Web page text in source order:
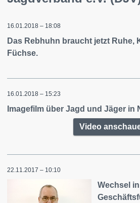
16.01.2018 – 18:08
Das Rebhuhn braucht jetzt Ruhe,
Füchse.
16.01.2018 – 15:23
Imagefilm über Jagd und Jäger in
Video
22.11.2017 – 10:10
Wechsel